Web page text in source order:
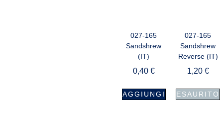
027-165
Sandshrew
(IT)
0,40 €
AGGIUNGI
027-165
Sandshrew
Reverse (IT)
1,20 €
ESAURITO